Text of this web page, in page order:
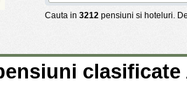
Cauta in 3212 pensiuni si hoteluri.